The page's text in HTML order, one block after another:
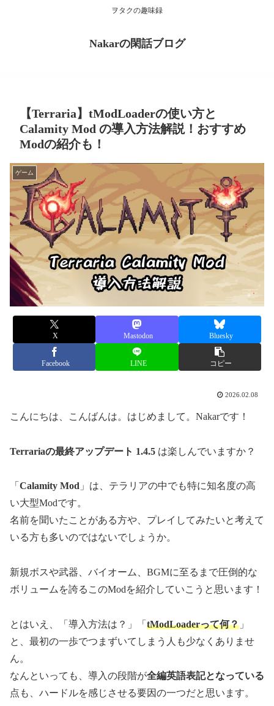
ヲタクの趣味録
Nakarの閑話ブログ
【Terraria】tModLoaderの使い方と
Calamity Mod の導入方法解説！おすすめ
Modの紹介も！
ゲーム
X Mastodon Bluesky
Facebook LINE コピー
2026.02.08
こんにちは、こんばんは。はじめまして。Nakarです！
Terrariaの最終アップデート 1.4.5 は楽しんでいますか？
「 Calamity Mod 」は、テラリアの中でも特に知名度の高
い大型Modです。
名前を聞いたことがある方や、プレイしてみたいと考えて
いる方も多いのではないでしょうか。
新規ボスや武器、バイオーム、BGMに至るまで圧倒的な
ボリュームを誇るこのModを紹介していこうと思います！
とはいえ、「導入方法は？」「 tModLoaderって何？ 」
と、最初の一歩でつまずいてしまう人も少なくありませ
ん。
なんといっても、導入の段階が全編英語表記となっている
点も、ハードルを感じさせる要因の一つだと思います。